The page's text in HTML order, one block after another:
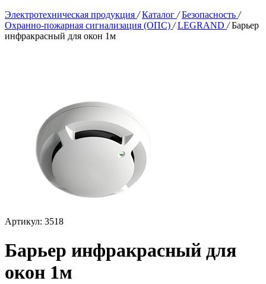
Электротехническая продукция / Каталог / Безопасность /
Охранно-пожарная сигнализация (ОПС) / LEGRAND / Барьер
инфракрасный для окон 1м
Артикул: 3518
Барьер инфракрасный для
окон 1м